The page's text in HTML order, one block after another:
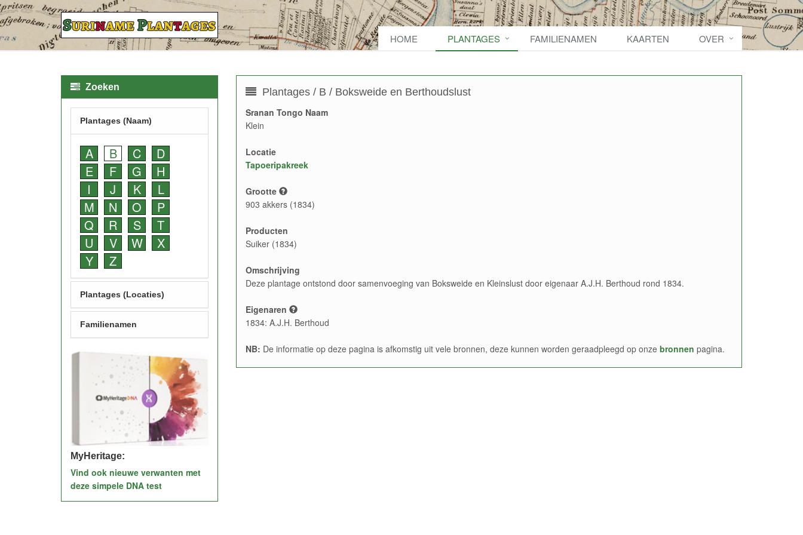
HOME PLANTAGES FAMILIENAMEN KAARTEN OVER
Plantages / B / Boksweide en Berthoudslust
Sranan Tongo Naam
Klein
Locatie
Tapoeripakreek
Grootte
903 akkers (1834)
Producten
Suiker (1834)
Omschrijving
Deze plantage ontstond door samenvoeging van Boksweide en Kleinslust door eigenaar A.J.H. Berthoud rond 1834.
Eigenaren
1834: A.J.H. Berthoud
NB: De informatie op deze pagina is afkomstig uit vele bronnen, deze kunnen worden geraadpleegd op onze bronnen pagina.
Zoeken
Plantages (Naam)
A B C
D
E
F G
H
I
J K
L
M
N O
P
Q
R S
T
U
V W
X
Y
Z
Plantages (Locaties)
Familienamen
MyHeritage:
Vind ook nieuwe verwanten met
deze simpele DNA test